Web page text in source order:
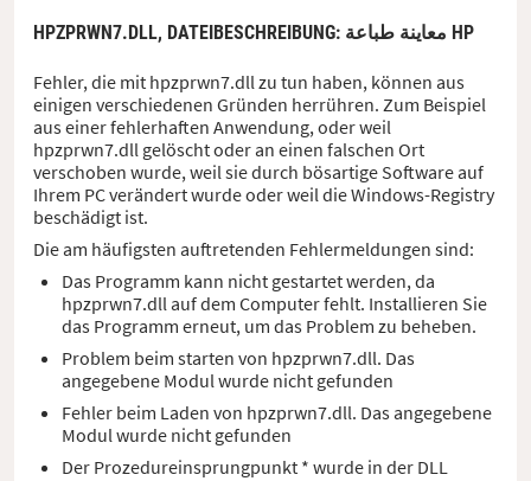
HPZPRWN7.DLL, DATEIBESCHREIBUNG : معاينة طباعة HP
Fehler, die mit hpzprwn7.dll zu tun haben, können aus
einigen verschiedenen Gründen herrühren. Zum Beispiel
aus einer fehlerhaften Anwendung, oder weil
hpzprwn7.dll gelöscht oder an einen falschen Ort
verschoben wurde, weil sie durch bösartige Software auf
Ihrem PC verändert wurde oder weil die Windows-Registry
beschädigt ist.
Die am häufigsten auftretenden Fehlermeldungen sind:
Das Programm kann nicht gestartet werden, da
hpzprwn7.dll auf dem Computer fehlt. Installieren Sie
das Programm erneut, um das Problem zu beheben.
Problem beim starten von hpzprwn7.dll. Das
angegebene Modul wurde nicht gefunden
Fehler beim Laden von hpzprwn7.dll. Das angegebene
Modul wurde nicht gefunden
Der Prozedureinsprungpunkt * wurde in der DLL